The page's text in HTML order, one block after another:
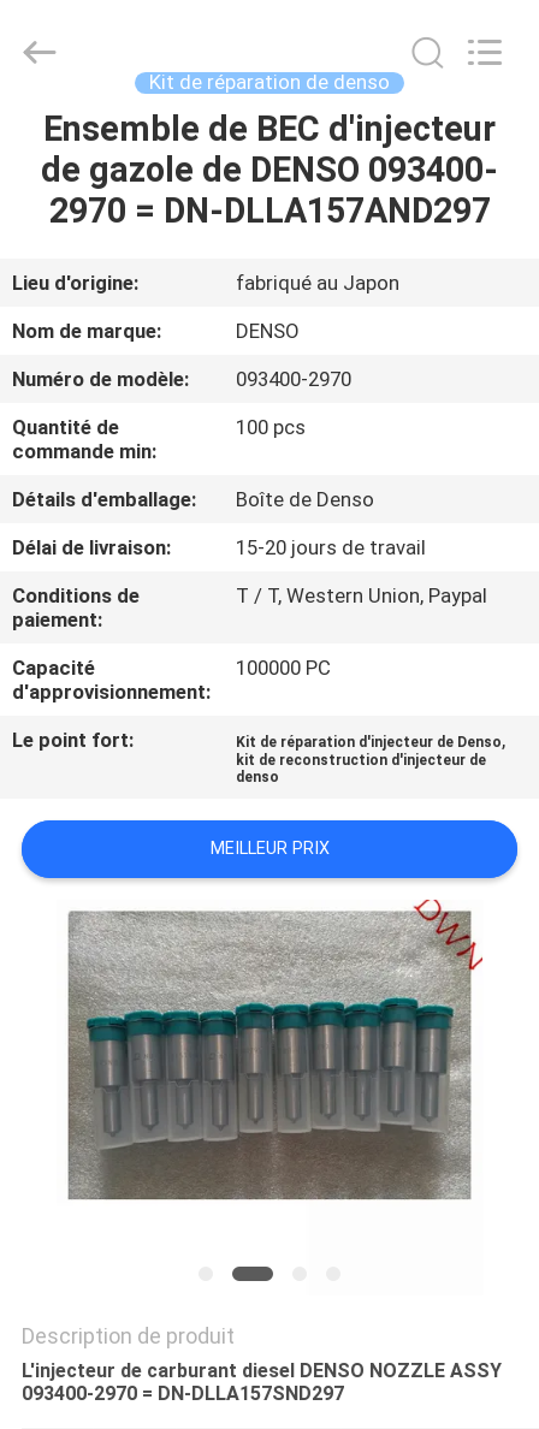
MAISON
PRODUITS
AU
SUJET
DE
VISITE
CONTRÔLE
DE
QUALITÉ
CONTACTEZ-
DEMANDEZ
UNE
CITATION
PLAN
SITE
PRIVACY
Auto
Reserved.
Kit de réparation de denso
Ensemble de BEC d'injecteur
de gazole de DENSO 093400-
2970 = DN-DLLA157AND297
Lieu d'origine:
fabriqué au Japon
Nom de marque:
DENSO
Numéro de modèle:
093400-2970
Quantité de
commande min:
100 pcs
Détails d'emballage:
Boîte de Denso
Délai de livraison:
15-20 jours de travail
Conditions de
paiement:
T / T, Western Union, Paypal
Capacité
d'approvisionnement:
100000 PC
Le point fort: Kit de réparation d'injecteur de Denso,
kit de reconstruction d'injecteur de
denso
MEILLEUR PRIX
Description de produit
L'injecteur de carburant diesel DENSO NOZZLE ASSY
093400-2970 = DN-DLLA157SND297